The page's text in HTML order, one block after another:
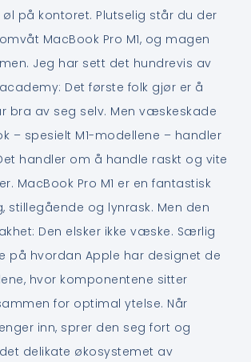
på kontoret. Plutselig står du der
MacBook Pro M1, og magen
Jeg har sett det hundrevis av
Det første folk gjør er å
bra av seg selv. Men væskeskade
– spesielt M1-modellene – handler
handler om å handle raskt og vite
MacBook Pro M1 er en fantastisk
stillegående og lynrask. Men den
Den elsker ikke væske. Særlig
på hvordan Apple har designet de
hvor komponentene sitter
for optimal ytelse. Når
inn, sprer den seg fort og
delikate økosystemet av